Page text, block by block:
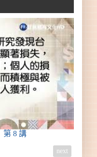
第 8 講
next